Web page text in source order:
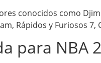
conocidos como
Rápidos y Furiosos
para NBA